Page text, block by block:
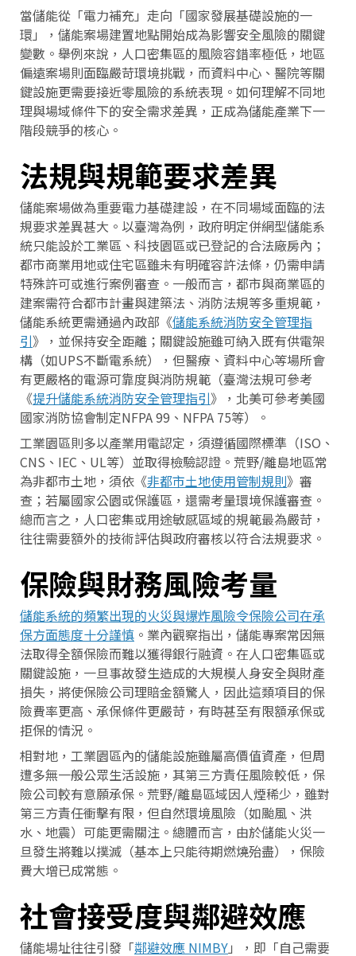
當儲能從「電力補充」走向「國家發展基礎設施的一
環」，儲能案場建置地點開始成為影響安全風險的關鍵
變數。舉例來說，人口密集區的風險容錯率極低，地區
偏遠案場則面臨嚴苛環境挑戰，而資料中心、醫院等關
鍵設施更需要接近零風險的系統表現。如何理解不同地
理與場域條件下的安全需求差異，正成為儲能產業下一
階段競爭的核心。
法規與規範要求差異
儲能案場做為重要電力基礎建設，在不同場域面臨的法
規要求差異甚大。以臺灣為例，政府明定併網型儲能系
統只能設於工業區、科技園區或已登記的合法廠房內；
都市商業用地或住宅區雖未有明確容許法條，仍需申請
特殊許可或進行案例審查。一般而言，都市與商業區的
建案需符合都市計畫與建築法、消防法規等多重規範，
儲能系統更需通過內政部《儲能系統消防安全管理指
引》，並保持安全距離；關鍵設施雖可納入既有供電架
構（如UPS不斷電系統），但醫療、資料中心等場所會
有更嚴格的電源可靠度與消防規範（臺灣法規可參考
《提升儲能系統消防安全管理指引》，北美可參考美國
國家消防協會制定NFPA 99、NFPA 75等）。
工業園區則多以產業用電認定，須遵循國際標準（ISO、
CNS、IEC、UL等）並取得檢驗認證。荒野/離島地區常
為非都市土地，須依《非都市土地使用管制規則》審
查；若屬國家公園或保護區，還需考量環境保護審查。
總而言之，人口密集或用途敏感區域的規範最為嚴苛，
往往需要額外的技術評估與政府審核以符合法規要求。
保險與財務風險考量
儲能系統的頻繁出現的火災與爆炸風險令保險公司在承
保方面態度十分謹慎 。業內觀察指出，儲能專案常因無
法取得全額保險而難以獲得銀行融資。在人口密集區或
關鍵設施，一旦事故發生造成的大規模人身安全與財產
損失，將使保險公司理賠金額驚人，因此這類項目的保
險費率更高、承保條件更嚴苛，有時甚至有限額承保或
拒保的情況。
相對地，工業園區內的儲能設施雖屬高價值資產，但周
遭多無一般公眾生活設施，其第三方責任風險較低，保
險公司較有意願承保。荒野/離島區域因人煙稀少，雖對
第三方責任衝擊有限，但自然環境風險（如颱風、洪
水、地震）可能更需關注。總體而言，由於儲能火災一
旦發生將難以撲滅（基本上只能待期燃燒殆盡），保險
費大增已成常態。
社會接受度與鄰避效應
儲能場址往往引發「鄰避效應 NIMBY」，即「自己需要